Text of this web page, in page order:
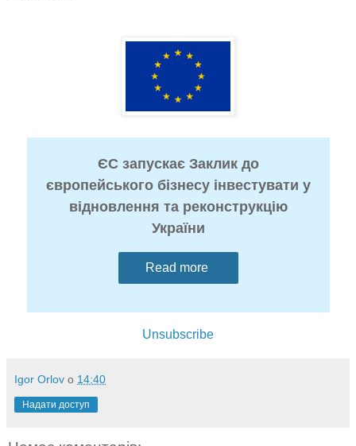
ЄС запускає Заклик до
європейського бізнесу інвестувати у
відновлення та реконструкцію
України
Read more
Unsubscribe
Igor Orlov о 14:40
Надати доступ